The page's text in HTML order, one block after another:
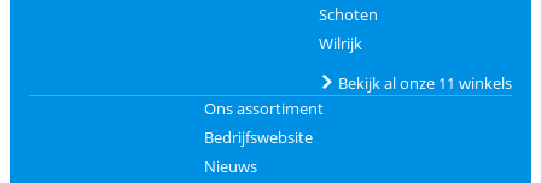
Schoten
Wilrijk
Bekijk al onze 11 winkels
Ons assortiment
Bedrijfswebsite
Nieuws